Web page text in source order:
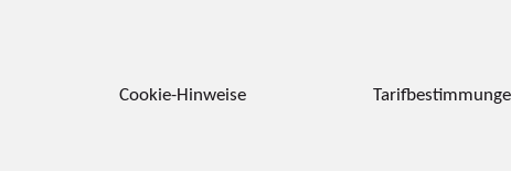
Cookie-Hinweise